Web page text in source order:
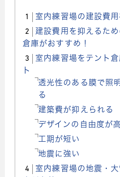
1
室内練習場の建設費
2
建設費用を抑えるた
倉庫がおすすめ！
3
室内練習場をテント
ト
透光性のある膜で照
る
建築費が抑えられる
デザインの自由度が
工期が短い
地震に強い
4
室内練習場の地震・